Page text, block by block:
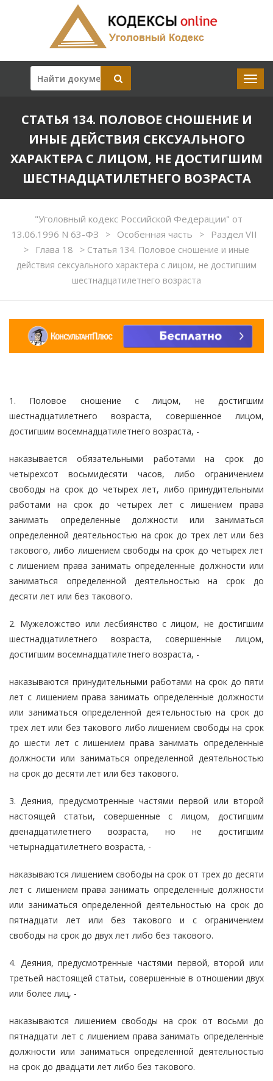
СТАТЬЯ 134. ПОЛОВОЕ СНОШЕНИЕ И
ИНЫЕ ДЕЙСТВИЯ СЕКСУАЛЬНОГО
ХАРАКТЕРА С ЛИЦОМ, НЕ ДОСТИГШИМ
ШЕСТНАДЦАТИЛЕТНЕГО ВОЗРАСТА
"Уголовный кодекс Российской Федерации" от
13.06.1996 N 63-ФЗ
> Особенная часть > Раздел VII
> Глава 18 > Статья 134. Половое сношение и иные
действия сексуального характера с лицом, не достигшим
шестнадцатилетнего возраста
1. Половое сношение с лицом, не достигшим
шестнадцатилетнего возраста, совершенное лицом,
достигшим восемнадцатилетнего возраста, -
наказывается обязательными работами на срок до
четырехсот восьмидесяти часов, либо ограничением
свободы на срок до четырех лет, либо принудительными
работами на срок до четырех лет с лишением права
занимать определенные должности или заниматься
определенной деятельностью на срок до трех лет или без
такового, либо лишением свободы на срок до четырех лет
с лишением права занимать определенные должности или
заниматься определенной деятельностью на срок до
десяти лет или без такового.
2. Мужеложство или лесбиянство с лицом, не достигшим
шестнадцатилетнего возраста, совершенные лицом,
достигшим восемнадцатилетнего возраста, -
наказываются принудительными работами на срок до пяти
лет с лишением права занимать определенные должности
или заниматься определенной деятельностью на срок до
трех лет или без такового либо лишением свободы на срок
до шести лет с лишением права занимать определенные
должности или заниматься определенной деятельностью
на срок до десяти лет или без такового.
3. Деяния, предусмотренные частями первой или второй
настоящей статьи, совершенные с лицом, достигшим
двенадцатилетнего возраста, но не достигшим
четырнадцатилетнего возраста, -
наказываются лишением свободы на срок от трех до десяти
лет с лишением права занимать определенные должности
или заниматься определенной деятельностью на срок до
пятнадцати лет или без такового и с ограничением
свободы на срок до двух лет либо без такового.
4. Деяния, предусмотренные частями первой, второй или
третьей настоящей статьи, совершенные в отношении двух
или более лиц, -
наказываются лишением свободы на срок от восьми до
пятнадцати лет с лишением права занимать определенные
должности или заниматься определенной деятельностью
на срок до двадцати лет либо без такового.